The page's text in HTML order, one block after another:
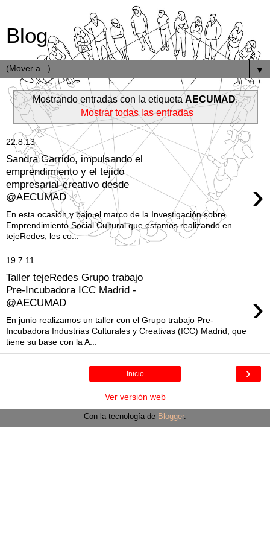
Blog
▼
Mostrando entradas con la etiqueta AECUMAD.
Mostrar todas las entradas
22.8.13
Sandra Garrido, impulsando el
emprendimiento y el tejido
empresarial-creativo desde
@AECUMAD
›
En esta ocasión y bajo el marco de la Investigación sobre
Emprendimiento Social Cultural que estamos realizando en
tejeRedes, les co...
19.7.11
Taller tejeRedes Grupo trabajo
Pre-Incubadora ICC Madrid -
@AECUMAD
›
En junio realizamos un taller con el Grupo trabajo Pre-
Incubadora Industrias Culturales y Creativas (ICC) Madrid, que
tiene su base con la A...
›
Inicio
Ver versión web
Con la tecnología de Blogger.